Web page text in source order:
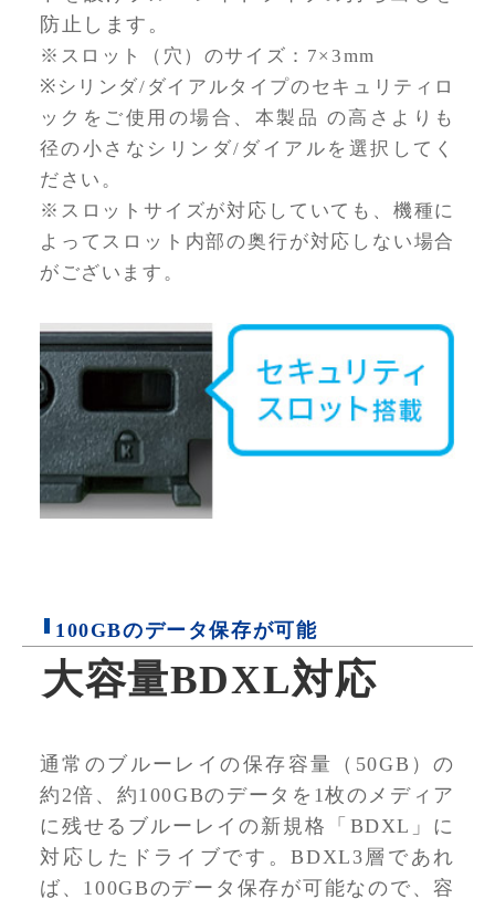
防止します。
※スロット（穴）のサイズ：7×3mm
※シリンダ/ダイアルタイプのセキュリティロ
ックをご使用の場合、本製品 の高さよりも
径の小さなシリンダ/ダイアルを選択してく
ださい。
※スロットサイズが対応していても、機種に
よってスロット内部の奥行が対応しない場合
がございます。
100GBのデータ保存が可能
大容量BDXL対応
通常のブルーレイの保存容量（50GB）の
約2倍、約100GBのデータを1枚のメディア
に残せるブルーレイの新規格「BDXL」に
対応したドライブです。BDXL3層であれ
ば、100GBのデータ保存が可能なので、容